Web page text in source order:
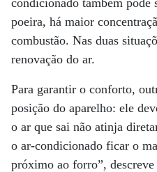
condicionado também
poeira, há maior
combustão. Nas duas
renovação do ar.
Para garantir o conforto,
posição do aparelho: ele
o ar que sai não atinja
o ar-condicionado ficar o
próximo ao forro”,